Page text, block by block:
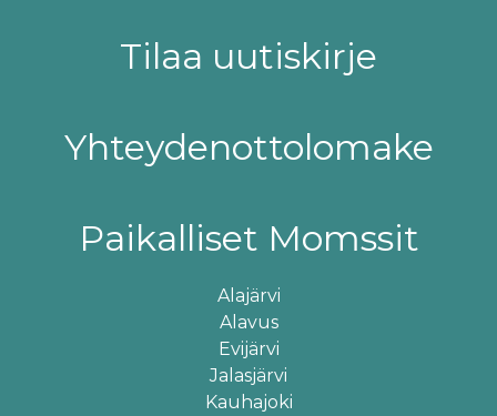
Tilaa uutiskirje
Yhteydenottolomake
Paikalliset Momssit
Alajärvi
Alavus
Evijärvi
Jalasjärvi
Kauhajoki